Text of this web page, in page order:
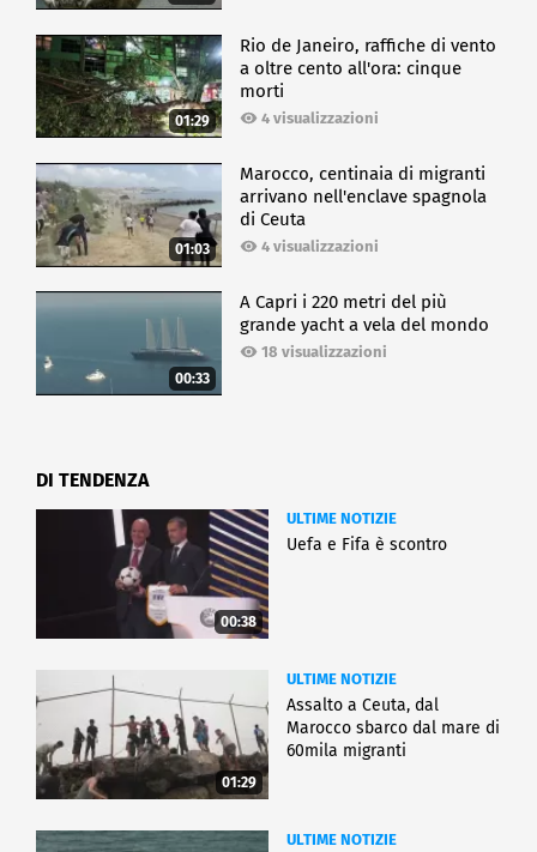
01:29
Rio de Janeiro, raffiche di vento
a oltre cento all'ora: cinque
morti
4 visualizzazioni
01:03
Marocco, centinaia di migranti
arrivano nell'enclave spagnola
di Ceuta
4 visualizzazioni
00:33
A Capri i 220 metri del più
grande yacht a vela del mondo
18 visualizzazioni
DI TENDENZA
00:38
ULTIME NOTIZIE
Uefa e Fifa è scontro
01:29
ULTIME NOTIZIE
Assalto a Ceuta, dal
Marocco sbarco dal mare di
60mila migranti
ULTIME NOTIZIE